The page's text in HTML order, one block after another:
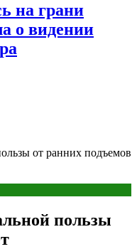
на грани
о видении
от ранних подъемов
пользы